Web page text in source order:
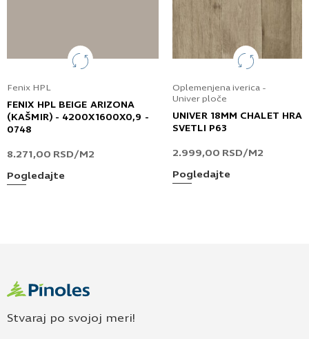
Fenix HPL
FENIX HPL BEIGE ARIZONA
(KAŠMIR) - 4200X1600X0,9 -
0748
8.271,00 RSD/M2
Pogledajte
Oplemenjena iverica -
Univer ploče
UNIVER 18MM CHALET
SVETLI P63
2.999,00 RSD/M2
Pogledajte
Stvaraj po svojoj meri!